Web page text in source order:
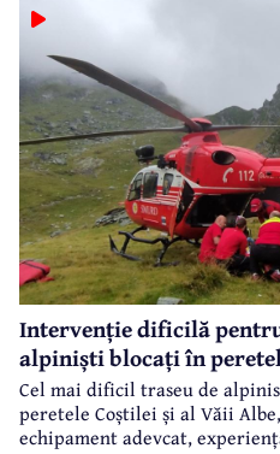
Intervenție dificilă
alpiniști blocați în
Cel mai dificil traseu de
peretele Coștilei și al Văii
echipament adevcat,